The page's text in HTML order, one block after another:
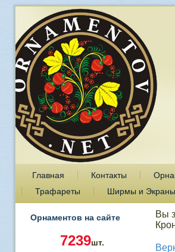
Главная Контакты
Трафареты
Ширмы и Экраны
Орнаментов на сайте
7239шт.
Вы